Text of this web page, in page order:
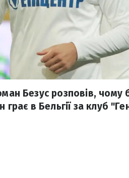
Безус розповів, чому
грає в Бельгії за клуб